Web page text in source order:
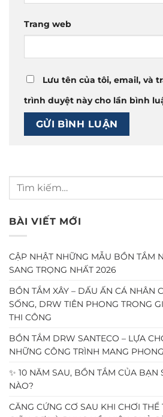
Trang web
Lưu tên của tôi, email, và
trình duyệt này cho lần bình
BÀI VIẾT MỚI
CẬP NHẬT NHỮNG MẪU BỒN TẮM
SANG TRỌNG NHẤT 2026
BỒN TẮM XÂY – DẤU ẤN CÁ NHÂN
SỐNG, DRW TIÊN PHONG TRONG
THI CÔNG
BỒN TẮM DRW SANTECO – LỰA
NHỮNG CÔNG TRÌNH MANG
✨ 10 NĂM SAU, BỒN TẮM CỦA BẠN
NÀO?
CĂNG CỨNG CƠ SAU KHI CHƠI